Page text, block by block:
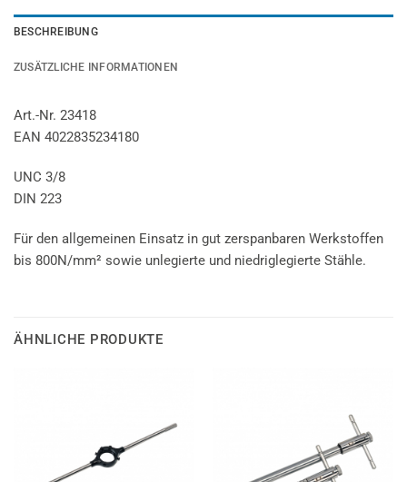
BESCHREIBUNG
ZUSÄTZLICHE INFORMATIONEN
Art.-Nr. 23418
EAN 4022835234180
UNC 3/8
DIN 223
Für den allgemeinen Einsatz in gut zerspanbaren Werkstoffen
bis 800N/mm² sowie unlegierte und niedriglegierte Stähle.
ÄHNLICHE PRODUKTE